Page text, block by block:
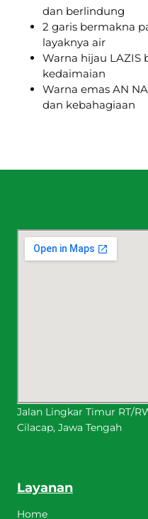
dan berlindung
2 garis bermakna
layaknya air
Warna hijau LAZIS
kedaimaian
Warna emas AN
dan kebahagiaan
Jalan Lingkar Timur RT/
Cilacap, Jawa Tengah
Layanan
Home